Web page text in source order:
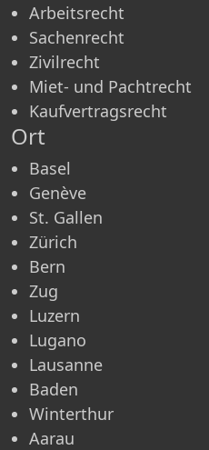
Arbeitsrecht
Sachenrecht
Zivilrecht
Miet- und Pachtrecht
Kaufvertragsrecht
Ort
Basel
Genève
St. Gallen
Zürich
Bern
Zug
Luzern
Lugano
Lausanne
Baden
Winterthur
Aarau